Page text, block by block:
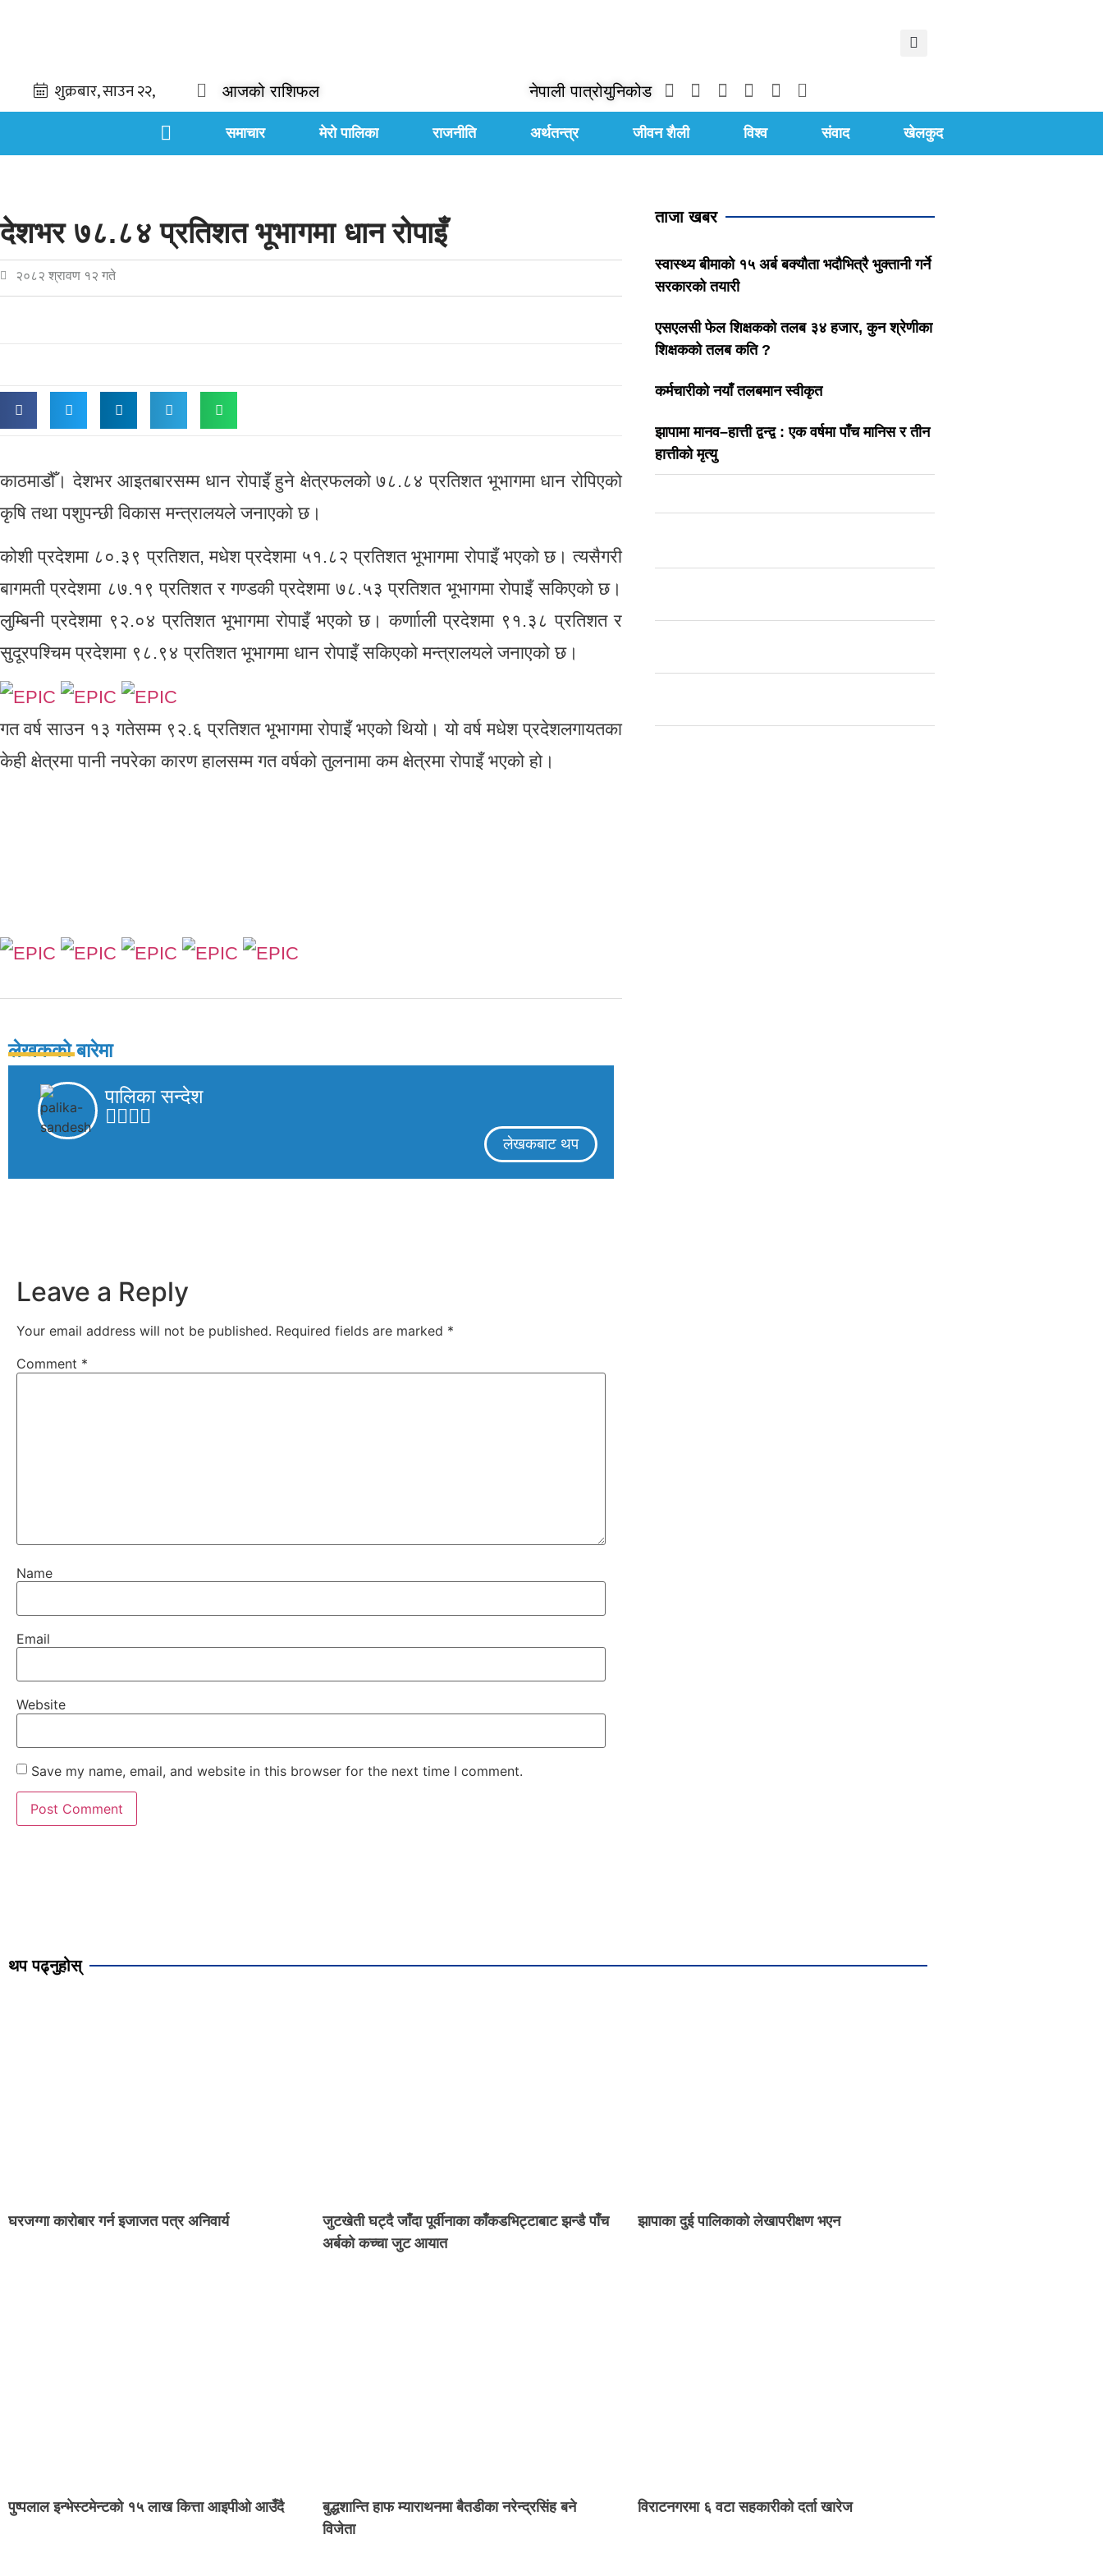
आजको राशिफल नेपाली पात्रोयुनिकोड
समाचार मेरो पालिका राजनीति अर्थतन्त्र जीवन शैली विश्व संवाद खेलकुद
देशभर ७८.८४ प्रतिशत भूभागमा धान रोपाइँ
२०८२ श्रावण १२ गते
काठमाडौँ। देशभर आइतबारसम्म धान रोपाइँ हुने क्षेत्रफलको ७८.८४ प्रतिशत भूभागमा धान रोपिएको
कृषि तथा पशुपन्छी विकास मन्त्रालयले जनाएको छ।
कोशी प्रदेशमा ८०.३९ प्रतिशत, मधेश प्रदेशमा ५१.८२ प्रतिशत भूभागमा रोपाइँ भएको छ। त्यसैगरी
बागमती प्रदेशमा ८७.१९ प्रतिशत र गण्डकी प्रदेशमा ७८.५३ प्रतिशत भूभागमा रोपाइँ सकिएको छ।
लुम्बिनी प्रदेशमा ९२.०४ प्रतिशत भूभागमा रोपाइँ भएको छ। कर्णााली प्रदेशमा ९१.३८ प्रतिशत र
सुदूरपश्चिम प्रदेशमा ९८.९४ प्रतिशत भूभागमा धान रोपाइँ सकिएको मन्त्रालयले जनाएको छ।
गत वर्ष साउन १३ गतेसम्म ९२.६ प्रतिशत भूभागमा रोपाइँ भएको थियो। यो वर्ष मधेश प्रदेशलगायतका
केही क्षेत्रमा पानी नपरेका कारण हालसम्म गत वर्षको तुलनामा कम क्षेत्रमा रोपाइँ भएको हो।
लेखकको बारेमा
पालिका सन्देश
लेखकबाट थप
Leave a Reply
Your email address will not be published. Required fields are marked *
Comment *
Name
Email
Website
Save my name, email, and website in this browser for the next time I comment.
ताजा खबर
स्वास्थ्य बीमाको १५ अर्ब बक्यौता भदौभित्रै भुक्तानी गर्ने
सरकारको तयारी
एसएलसी फेल शिक्षकको तलब ३४ हजार, कुन श्रेणीका
शिक्षकको तलब कति ?
कर्मचारीको नयाँ तलबमान स्वीकृत
झापामा मानव–हात्ती द्वन्द्व : एक वर्षमा पाँच मानिस र तीन
हात्तीको मृत्यु
थप पढ्नुहोस्
घरजग्गा कारोबार गर्न इजाजत पत्र अनिवार्य
जुटखेती घट्दै जाँदा पूर्वीनाका काँकडभिट्टाबाट झन्डै पाँच
अर्बको कच्चा जुट आयात
झापाका दुई पालिकाको लेखापरीक्षण भएन
पुष्पलाल इन्भेस्टमेन्टको १५ लाख कित्ता आइपीओ आउँदै
बुद्धशान्ति हाफ म्याराथनमा बैतडीका नरेन्द्रसिंह बने
विजेता
विराटनगरमा ६ वटा सहकारीको दर्ता खारेज